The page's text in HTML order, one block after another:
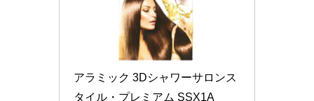
アラミック 3Dシャワーサロンス
タイル・プレミアム SSX1A